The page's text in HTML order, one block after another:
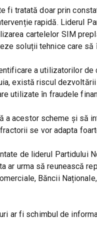
fi tratată doar prin
rapidă. Liderul
cartelelor SIM
soluții tehnice care
a utilizatorilor
există riscul
utilizate în fraudele
a acestor scheme și
se vor adapta
de liderul Partidului
ar urma să reunească
Băncii
ar fi schimbul de